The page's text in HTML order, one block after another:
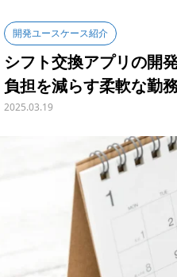
開発ユースケース紹介
シフト交換アプリの開
負担を減らす柔軟な勤
2025.03.19